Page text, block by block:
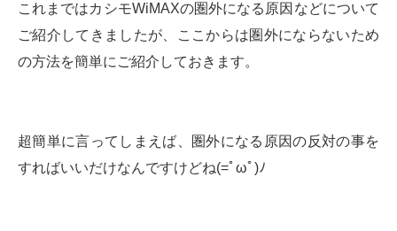
これまではカシモWiMAXの圏外になる原因などについて
ご紹介してきましたが、ここからは圏外にならないため
の方法を簡単にご紹介しておきます。
超簡単に言ってしまえば、圏外になる原因の反対の事を
すればいいだけなんですけどね(=ﾟωﾟ)ﾉ